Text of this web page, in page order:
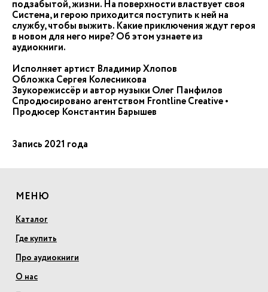
подзабытой, жизни. На поверхности властвует своя
Система, и герою приходится поступить к ней на
службу, чтобы выжить. Какие приключения ждут героя
в новом для него мире? Об этом узнаете из
аудиокниги.
Исполняет артист Владимир Хлопов
Обложка Сергея Колесникова
Звукорежиссёр и автор музыки Олег Панфилов
Спродюсировано агентством Frontline Creative •
Продюсер Константин Барышев
Запись 2021 года
МЕНЮ
Каталог
Где купить
Про аудиокниги
О нас